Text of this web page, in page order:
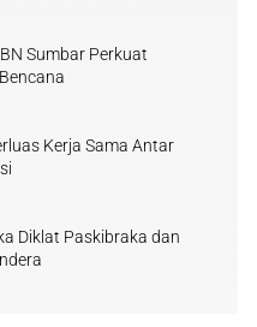
Sumbar Perkuat
Kerja Sama Antar
Diklat Paskibraka dan